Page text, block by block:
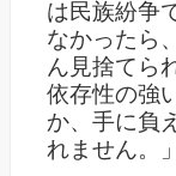
は民族紛争
なかったら
ん見捨てら
依存性の強
か、手に負
れません。